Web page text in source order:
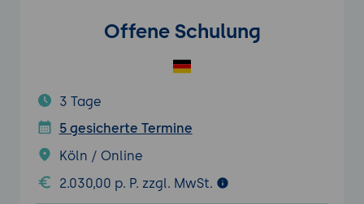
Offene Schulung
3 Tage
5 gesicherte Termine
Köln / Online
2.030,00 p. P. zzgl. MwSt.